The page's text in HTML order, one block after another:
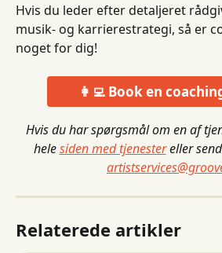
Hvis du leder efter detaljeret
musik- og karrierestrategi, så er
noget for dig!
👩‍💻 Book en
Hvis du har spørgsmål om en af
hele siden med tjenester eller
Relaterede artikler